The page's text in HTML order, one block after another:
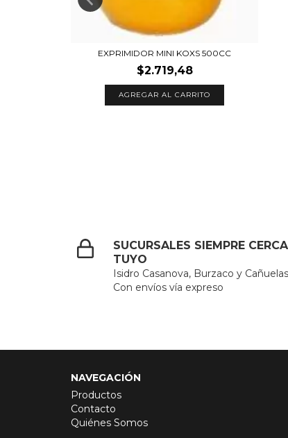
EXPRIMIDOR MINI KOXS 500CC
$2.719,48
SUCURSALES SIEMPRE CERCA
TUYO
Isidro Casanova, Burzaco y
Con envíos vía expreso
NAVEGACIÓN
Productos
Contacto
Quiénes Somos